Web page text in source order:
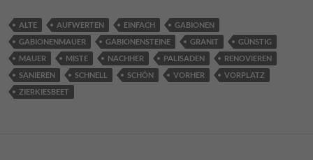
ALTE AUFWERTEN EINFACH
GABIONEN
GABIONENMAUER
GABIONENSTEINE GRANIT
GÜNSTIG
MAUER
MISTE NACHHER PALISADEN
RENOVIEREN
SANIEREN
SCHNELL SCHÖN VORHER
VORPLATZ
ZIERKIESBEET